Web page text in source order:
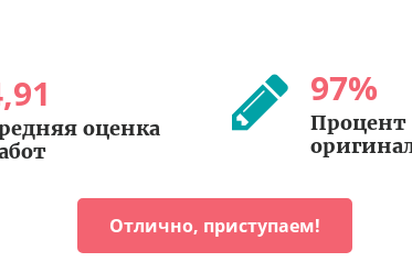
,91
оценка
97%
Процент
Отлично, приступаем!